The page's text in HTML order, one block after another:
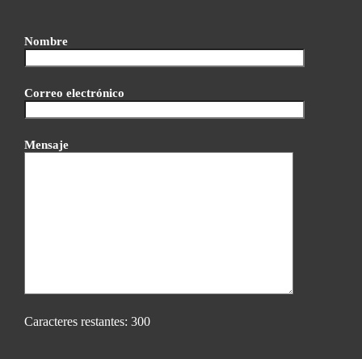
Nombre
Correo electrónico
Mensaje
Caracteres restantes: 300